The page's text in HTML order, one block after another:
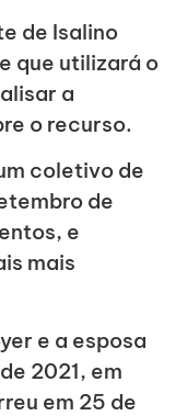
de Isalino
que utilizará o
a
o recurso.
coletivo de
de
e
mais
e a esposa
2021, em
em 25 de